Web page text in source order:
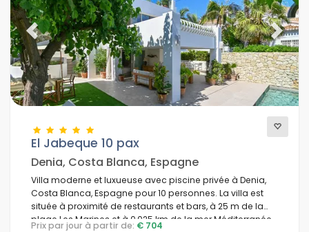
Previous Next
El Jabeque 10 pax
Denia, Costa Blanca, Espagne
Villa moderne et luxueuse avec piscine privée à Denia,
Costa Blanca, Espagne pour 10 personnes. La villa est
située à proximité de restaurants et bars, à 25 m de la
plage Les Marines et à 0,025 km de la mer Méditerranée.
Prix par jour à partir de: € 704